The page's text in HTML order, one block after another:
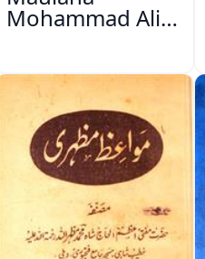
Mohammad Ali